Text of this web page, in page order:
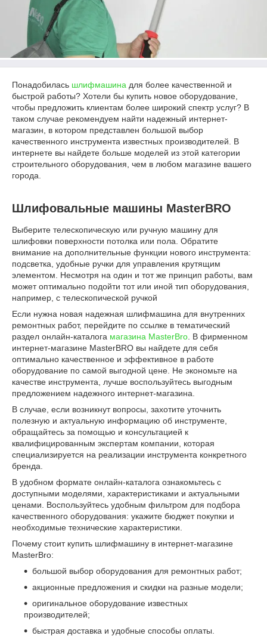
Понадобилась шлифмашина для более качественной и
быстрой работы? Хотели бы купить новое оборудование,
чтобы предложить клиентам более широкий спектр услуг? В
таком случае рекомендуем найти надежный интернет-
магазин, в котором представлен большой выбор
качественного инструмента известных производителей. В
интернете вы найдете больше моделей из этой категории
строительного оборудования, чем в любом магазине вашего
города.
Шлифовальные машины MasterBRO
Выберите телескопическую или ручную машину для
шлифовки поверхности потолка или пола. Обратите
внимание на дополнительные функции нового инструмента:
подсветка, удобные ручки для управления крутящим
элементом. Несмотря на один и тот же принцип работы, вам
может оптимально подойти тот или иной тип оборудования,
например, с телескопической ручкой
Если нужна новая надежная шлифмашина для внутренних
ремонтных работ, перейдите по ссылке в тематический
раздел онлайн-каталога магазина MasterBro . В фирменном
интернет-магазине MasterBRO вы найдете для себя
оптимально качественное и эффективное в работе
оборудование по самой выгодной цене. Не экономьте на
качестве инструмента, лучше воспользуйтесь выгодным
предложением надежного интернет-магазина.
В случае, если возникнут вопросы, захотите уточнить
полезную и актуальную информацию об инструменте,
обращайтесь за помощью и консультацией к
квалифицированным экспертам компании, которая
специализируется на реализации инструмента конкретного
бренда.
В удобном формате онлайн-каталога ознакомьтесь с
доступными моделями, характеристиками и актуальными
ценами. Воспользуйтесь удобным фильтром для подбора
качественного оборудования: укажите бюджет покупки и
необходимые технические характеристики.
Почему стоит купить шлифмашину в интернет-магазине
MasterBro:
большой выбор оборудования для ремонтных работ;
акционные предложения и скидки на разные модели;
оригинальное оборудование известных
производителей;
быстрая доставка и удобные способы оплаты.